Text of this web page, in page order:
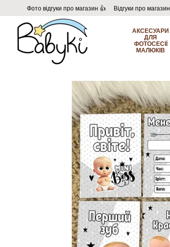
Перейти до основного контенту
Фото відгуки про магазин 👍 Відгуки про магазин
Угода користувача
Договір публічної оферти
АКСЕСУАРИ
ДЛЯ
ФОТОСЕСІЇ
МАЛЮКІВ